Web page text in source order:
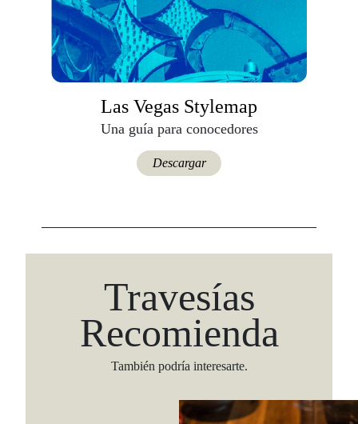
Las Vegas Stylemap
Una guía para conocedores
Descargar
Travesías
Recomienda
También podría interesarte.